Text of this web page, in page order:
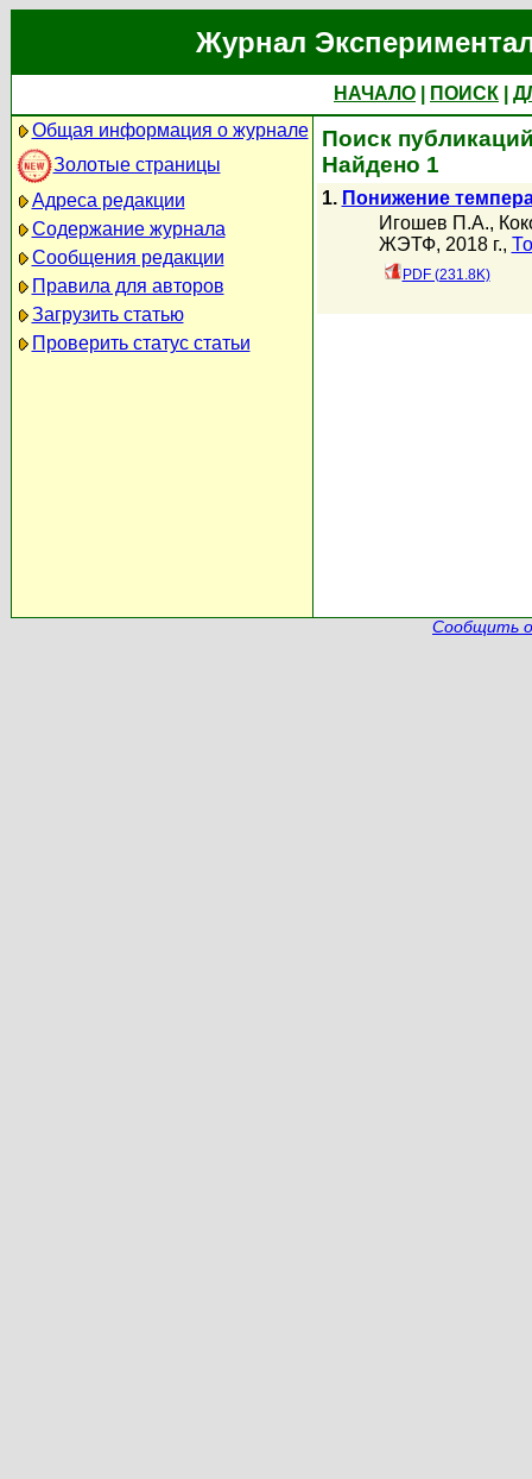
Журнал
НАЧАЛО ПОИСК
Общая информация о журнале
Золотые страницы
Адреса редакции
Содержание журнала
Сообщения редакции
Правила для авторов
Загрузить статью
Проверить статус статьи
Поиск
Найдено 1
1. Понижение
Игошев П.А.,
ЖЭТФ, 2018 г.,
PDF (231.8K)
Сообщить о